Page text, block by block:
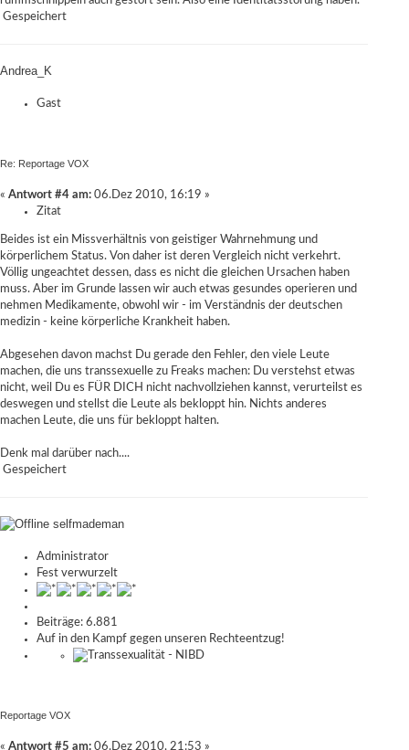
Gespeichert
Andrea_K
Gast
Re: Reportage VOX
« Antwort #4 am: 06.Dez 2010, 16:19 »
Zitat
Beides ist ein Missverhältnis von geistiger Wahrnehmung und
körperlichem Status. Von daher ist deren Vergleich nicht verkehrt.
Völlig ungeachtet dessen, dass es nicht die gleichen Ursachen haben
muss. Aber im Grunde lassen wir auch etwas gesundes operieren und
nehmen Medikamente, obwohl wir - im Verständnis der deutschen
medizin - keine körperliche Krankheit haben.
Abgesehen davon machst Du gerade den Fehler, den viele Leute
machen, die uns transsexuelle zu Freaks machen: Du verstehst etwas
nicht, weil Du es FÜR DICH nicht nachvollziehen kannst, verurteilst es
deswegen und stellst die Leute als bekloppt hin. Nichts anderes
machen Leute, die uns für bekloppt halten.
Denk mal darüber nach....
Gespeichert
selfmademan
Administrator
Fest verwurzelt
Beiträge: 6.881
Auf in den Kampf gegen unseren Rechteentzug!
Reportage VOX
« Antwort #5 am: 06.Dez 2010, 21:53 »